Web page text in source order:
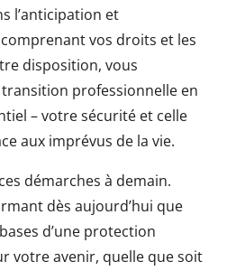
l’anticipation et
vos droits et les
disposition, vous
professionnelle en
– votre sécurité et celle
aux imprévus de la vie.
démarches à demain.
dès aujourd’hui que
d’une protection
votre avenir, quelle que soit